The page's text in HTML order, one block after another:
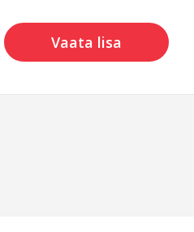
Vaata lisa